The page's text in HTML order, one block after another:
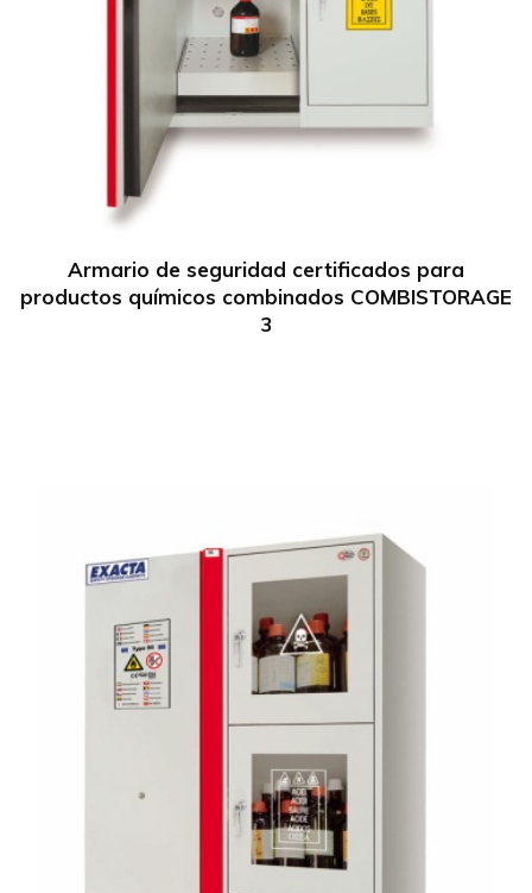
Armario de seguridad certificados para
productos químicos combinados COMBISTORAGE
3